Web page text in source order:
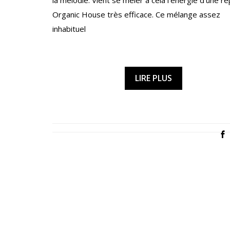
Organic House très efficace. Ce mélange assez
inhabituel
LIRE PLUS